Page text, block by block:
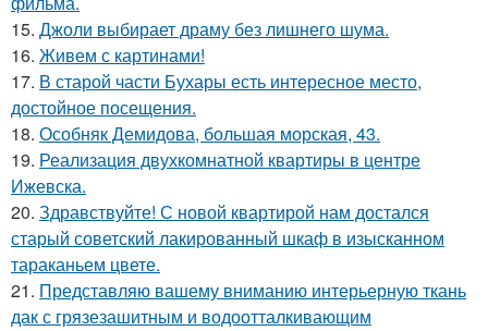
15. Джоли выбирает драму без лишнего шума.
16. Живем с картинами!
17. В старой части Бухары есть интересное место,
достойное посещения.
18. Особняк Демидова, большая морская, 43.
19. Реализация двухкомнатной квартиры в центре
Ижевска.
20. Здравствуйте! С новой квартирой нам достался
старый советский лакированный шкаф в изысканном
тараканьем цвете.
21. Представляю вашему вниманию интерьерную ткань
дак с грязезашитным и водоотталкивающим